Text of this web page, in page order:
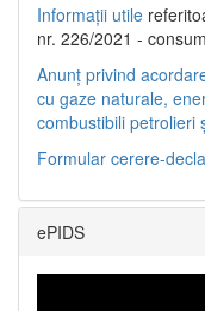
Informații utile
nr. 226/2021 -
Anunț privind
cu gaze naturale,
combustibili petrolieri
Formular cerere-
ePIDS